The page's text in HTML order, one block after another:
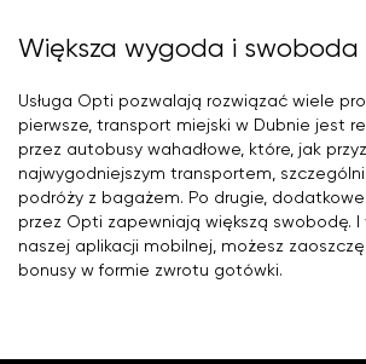
Większa wygoda i swoboda
Usługa Opti pozwalają rozwiązać wiele
pierwsze, transport miejski w Dubnie jest
przez autobusy wahadłowe, które, jak
najwygodniejszym transportem,
podróży z bagażem. Po drugie, dodatkowe
przez Opti zapewniają większą swobodę. I
naszej aplikacji mobilnej, możesz
bonusy w formie zwrotu gotówki.